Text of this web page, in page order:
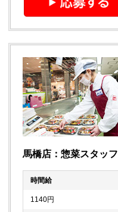
馬橋店：惣菜スタッフ
時間給
1140円